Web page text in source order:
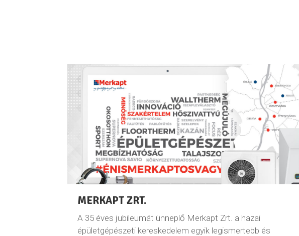
MERKAPT ZRT.
A 35 éves jubileumát ünneplő Merkapt Zrt. a hazai
épületgépészeti kereskedelem egyik legismertebb és